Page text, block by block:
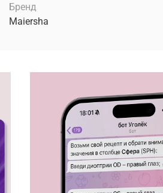
Бренд
Maiersha